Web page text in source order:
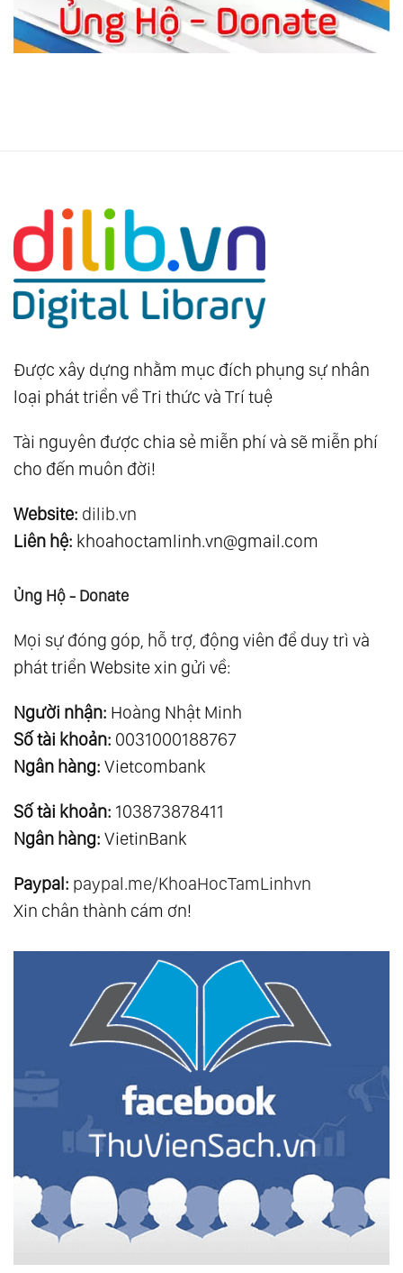
Được xây dựng nhằm mục đích phụng sự nhân
loại phát triển về Tri thức và Trí tuệ
Tài nguyên được chia sẻ miễn phí và sẽ miễn phí
cho đến muôn đời!
Website: dilib.vn
Liên hệ: khoahoctamlinh.vn@gmail.com
Ủng Hộ - Donate
Mọi sự đóng góp, hỗ trợ, động viên để duy trì và
phát triển Website xin gửi về:
Người nhận: Hoàng Nhật Minh
Số tài khoản: 0031000188767
Ngân hàng: Vietcombank
Số tài khoản: 103873878411
Ngân hàng: VietinBank
Paypal: paypal.me/KhoaHocTamLinhvn
Xin chân thành cám ơn!